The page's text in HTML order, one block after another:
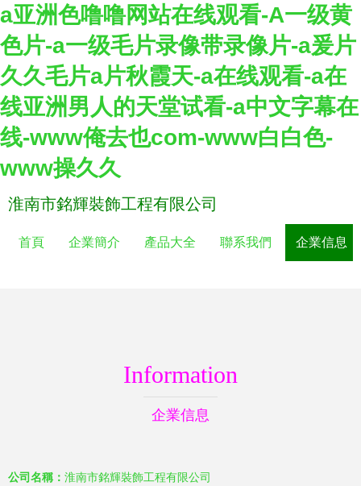
a亚洲色噜噜网站在线观看-A一级黄
色片-a一级毛片录像带录像片-a爰片
久久毛片a片秋霞天-a在线观看-a在
线亚洲男人的天堂试看-a中文字幕在
线-www俺去也com-www白白色-
www操久久
淮南市銘輝裝飾工程有限公司
首頁 企業簡介 產品大全 聯系我們 企業信息
Information
企業信息
公司名稱： 淮南市銘輝裝飾工程有限公司